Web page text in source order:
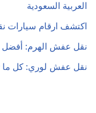
العربية السعودية
اكتشف ارقام سيارات
نقل عفش الهرم: أفضل
نقل عفش لوري: كل ما